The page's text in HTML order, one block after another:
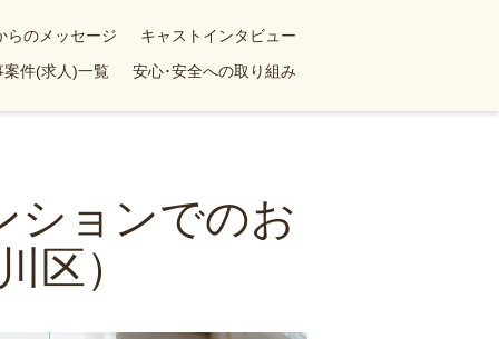
らのメッセージ
キャストインタビュー
案件(求人)一覧 安心･安全への取り組み
ションでのお
区）